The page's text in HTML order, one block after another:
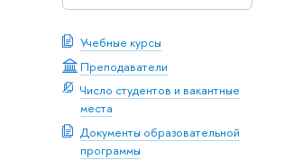
Учебные курсы
Преподаватели
Число студентов и вакантные
места
Документы образовательной
программы